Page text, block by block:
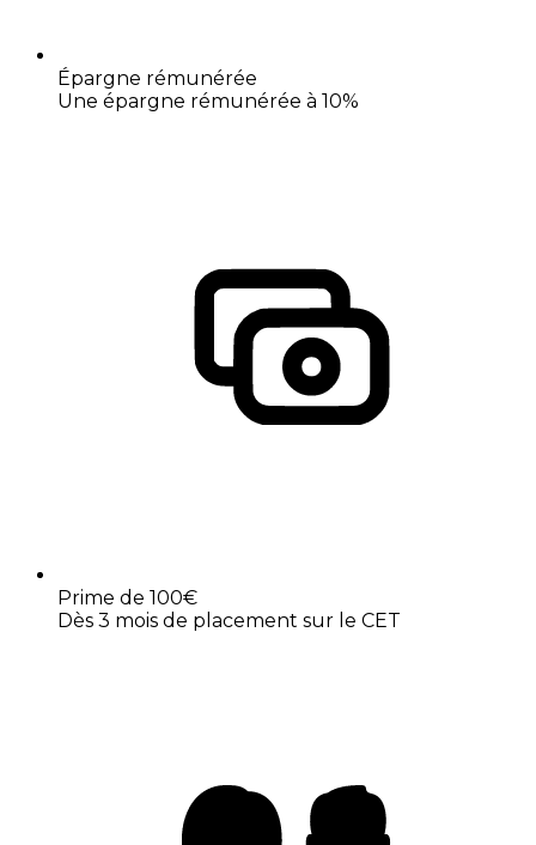
Épargne rémunérée
Une épargne rémunérée à 10%
Prime de 100€
Dès 3 mois de placement sur le CET